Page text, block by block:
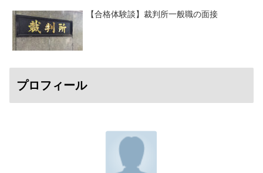
【合格体験談】裁判所一般職の面接
プロフィール